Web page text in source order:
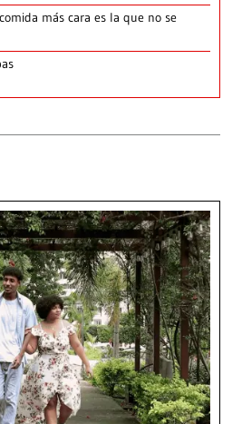
más cara es la que no se